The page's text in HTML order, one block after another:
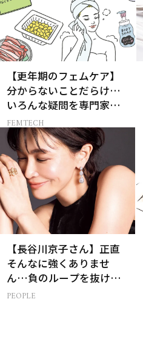
【更年期のフェムケア】
分からないことだらけ…
いろんな疑問を専門家に
聞いてみた
FEMTECH
【長谷川京子さん】正直
そんなに強くありませ
ん…負のループを抜ける
15分の習慣とは?
PEOPLE